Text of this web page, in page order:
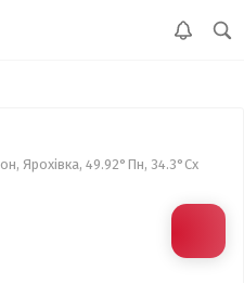
Ярохівка, 49.92°Пн, 34.3°Сх